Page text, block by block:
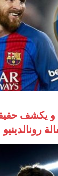
حقيقة
رونالدينيو